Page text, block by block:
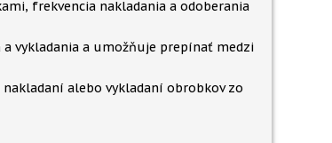
frekvencia nakladania a odoberania
vykladania a umožňuje prepínať medzi
alebo vykladaní obrobkov zo